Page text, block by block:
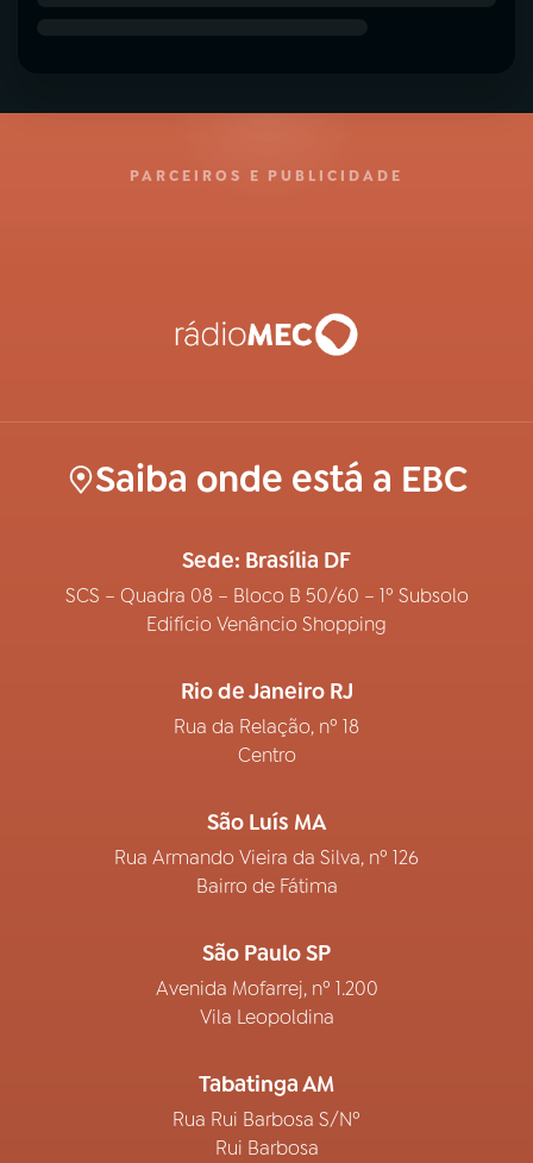
PARCEIROS E PUBLICIDADE
Saiba onde está a EBC
Sede: Brasília DF
SCS – Quadra 08 – Bloco B 50/60 – 1º Subsolo
Edifício Venâncio Shopping
Rio de Janeiro RJ
Rua da Relação, nº 18
Centro
São Luís MA
Rua Armando Vieira da Silva, nº 126
Bairro de Fátima
São Paulo SP
Avenida Mofarrej, nº 1.200
Vila Leopoldina
Tabatinga AM
Rua Rui Barbosa S/Nº
Rui Barbosa